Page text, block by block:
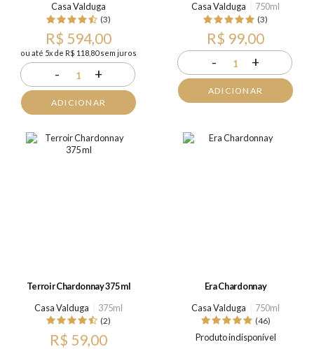
Casa Valduga
(3)
R$ 594,00
ou até 5x de R$ 118,80 sem juros
- 1 +
ADICIONAR
Casa Valduga
750ml
(3)
R$ 99,00
- 1 +
ADICIONAR
Terroir Chardonnay 375 ml
Casa Valduga
375ml
(2)
R$ 59,00
Era Chardonnay
Casa Valduga
750ml
(46)
Produto indisponível